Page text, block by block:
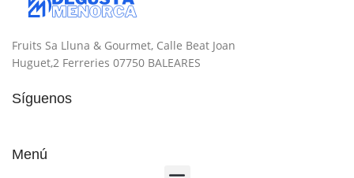
Fruits Sa Lluna & Gourmet, Calle Beat Joan
Huguet,2 Ferreries 07750 BALEARES
Síguenos
Menú